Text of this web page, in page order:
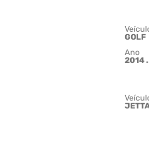
GOLF
Ano
2014